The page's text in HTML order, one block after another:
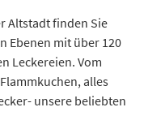
Altstadt finden Sie
Ebenen mit über 120
Leckereien. Vom
alles
unsere beliebten